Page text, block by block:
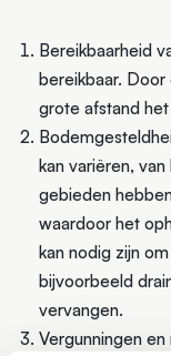
Bereikbaarheid
bereikbaar.
grote afstand
kan variëren,
gebieden
waardoor het
kan nodig zijn
bijvoorbeeld
vervangen.
Vergunningen